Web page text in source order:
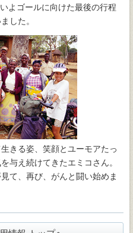
よゴールに向けた最後の行程
した。
きる姿、笑顔とユーモアたっ
与え続けてきたエミコさん。
て、再び、がんと闘い始めま